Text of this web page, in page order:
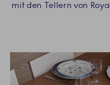
mit den Tellern von